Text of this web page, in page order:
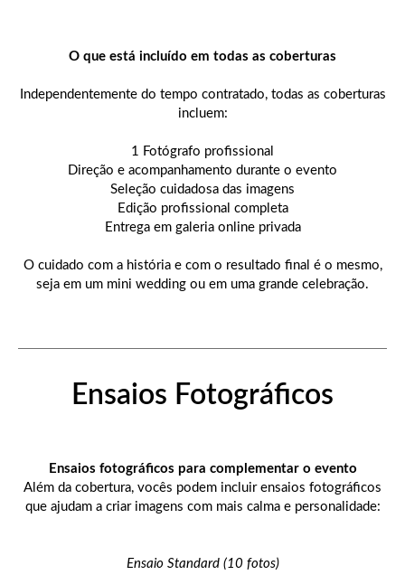
O que está incluído em todas as coberturas
Independentemente do tempo contratado, todas as coberturas
incluem:
1 Fotógrafo profissional
Direção e acompanhamento durante o evento
Seleção cuidadosa das imagens
Edição profissional completa
Entrega em galeria online privada
O cuidado com a história e com o resultado final é o mesmo,
seja em um mini wedding ou em uma grande celebração.
Ensaios Fotográficos
Ensaios fotográficos para complementar o evento
Além da cobertura, vocês podem incluir ensaios fotográficos
que ajudam a criar imagens com mais calma e personalidade:
Ensaio Standard (10 fotos)